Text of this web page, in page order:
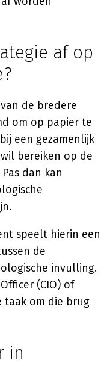
af op
de bredere
om op papier te
een gezamenlijk
bereiken op de
dan kan
speelt hierin een
de
invulling.
(CIO) of
taak om die brug
in